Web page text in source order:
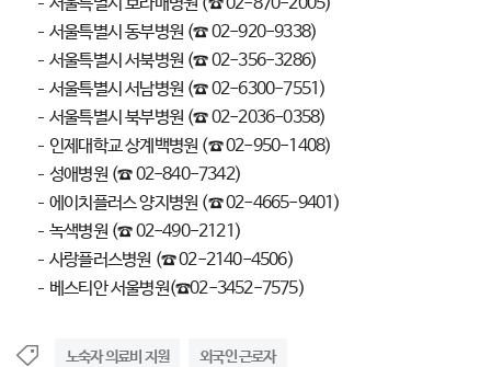
서울특별시 동부병원 (☎ 02-920-9338)
서울특별시 서북병원 (☎ 02-356-3286)
서울특별시 서남병원 (☎ 02-6300-7551)
서울특별시 북부병원 (☎ 02-2036-0358)
인제대학교 상계백병원 (☎ 02-950-1408)
성애병원 (☎ 02-840-7342)
에이치플러스 양지병원 (☎ 02-4665-9401)
녹색병원 (☎ 02-490-2121)
사랑플러스병원 (☎ 02-2140-4506)
베스티안 서울병원(☎02-3452-7575)
노숙자 의료비 지원 외국인 근로자